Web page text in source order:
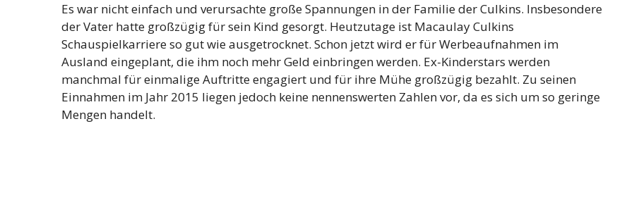
Es war nicht einfach und verursachte große Spannungen in der Familie der Culkins. Insbesondere
der Vater hatte großzügig für sein Kind gesorgt. Heutzutage ist Macaulay Culkins
Schauspielkarriere so gut wie ausgetrocknet. Schon jetzt wird er für Werbeaufnahmen im
Ausland eingeplant, die ihm noch mehr Geld einbringen werden. Ex-Kinderstars werden
manchmal für einmalige Auftritte engagiert und für ihre Mühe großzügig bezahlt. Zu seinen
Einnahmen im Jahr 2015 liegen jedoch keine nennenswerten Zahlen vor, da es sich um so geringe
Mengen handelt.